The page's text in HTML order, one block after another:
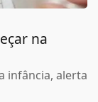
na
infância, alerta